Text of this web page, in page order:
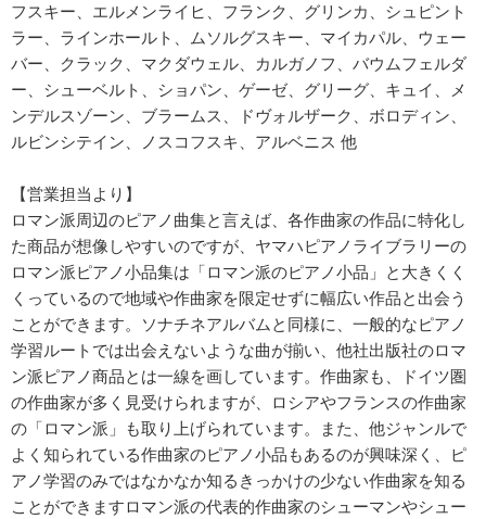
フスキー、エルメンライヒ、フランク、グリンカ、シュピント
ラー、ラインホールト、ムソルグスキー、マイカパル、ウェー
バー、クラック、マクダウェル、カルガノフ、バウムフェルダ
ー、シューベルト、ショパン、ゲーゼ、グリーグ、キュイ、メ
ンデルスゾーン、ブラームス、ドヴォルザーク、ボロディン、
ルビンシテイン、ノスコフスキ、アルベニス 他
【営業担当より】
ロマン派周辺のピアノ曲集と言えば、各作曲家の作品に特化し
た商品が想像しやすいのですが、ヤマハピアノライブラリーの
ロマン派ピアノ小品集は「ロマン派のピアノ小品」と大きくく
くっているので地域や作曲家を限定せずに幅広い作品と出会う
ことができます。ソナチネアルバムと同様に、一般的なピアノ
学習ルートでは出会えないような曲が揃い、他社出版社のロマ
ン派ピアノ商品とは一線を画しています。作曲家も、ドイツ圏
の作曲家が多く見受けられますが、ロシアやフランスの作曲家
の「ロマン派」も取り上げられています。また、他ジャンルで
よく知られている作曲家のピアノ小品もあるのが興味深く、ピ
アノ学習のみではなかなか知るきっかけの少ない作曲家を知る
ことができますロマン派の代表的作曲家のシューマンやシュー